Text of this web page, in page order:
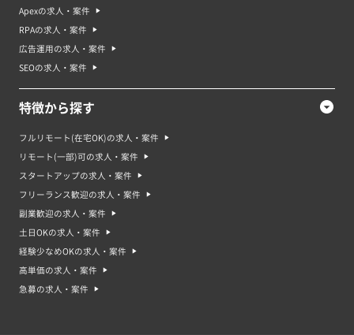
Apexの求人・案件
RPAの求人・案件
広告運用の求人・案件
SEOの求人・案件
特徴から探す
フルリモート(在宅OK)の求人・案件
リモート(一部)可の求人・案件
スタートアップの求人・案件
フリーランス歓迎の求人・案件
副業歓迎の求人・案件
土日OKの求人・案件
経験少なめOKの求人・案件
高単価の求人・案件
急募の求人・案件